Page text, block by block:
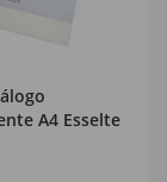
A4 Esselte